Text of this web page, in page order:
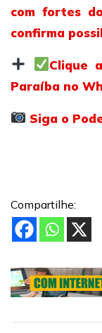
com fortes
confirma
Clique
Paraíba no
Siga o
Compartilhe: